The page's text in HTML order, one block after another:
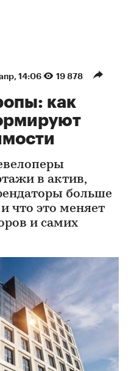
14:06 19 878
как
в актив,
больше
что это меняет
и самих